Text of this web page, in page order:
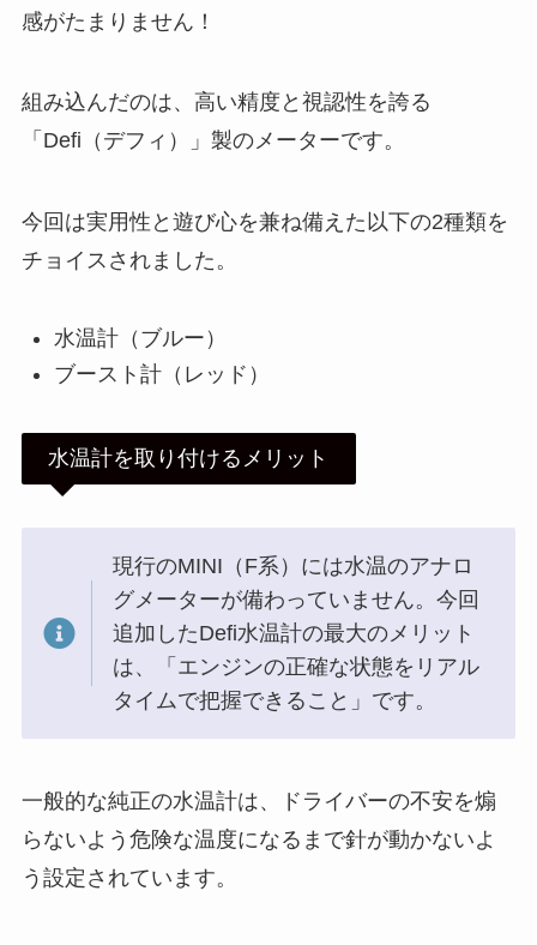
感がたまりません！
組み込んだのは、高い精度と視認性を誇る
「Defi（デフィ）」製のメーターです。
今回は実用性と遊び心を兼ね備えた以下の2種類を
チョイスされました。
水温計（ブルー）
ブースト計（レッド）
水温計を取り付けるメリット
現行のMINI（F系）には水温のアナロ
グメーターが備わっていません。今回
追加したDefi水温計の最大のメリット
は、「エンジンの正確な状態をリアル
タイムで把握できること」です。
一般的な純正の水温計は、ドライバーの不安を煽
らないよう危険な温度になるまで針が動かないよ
う設定されています。